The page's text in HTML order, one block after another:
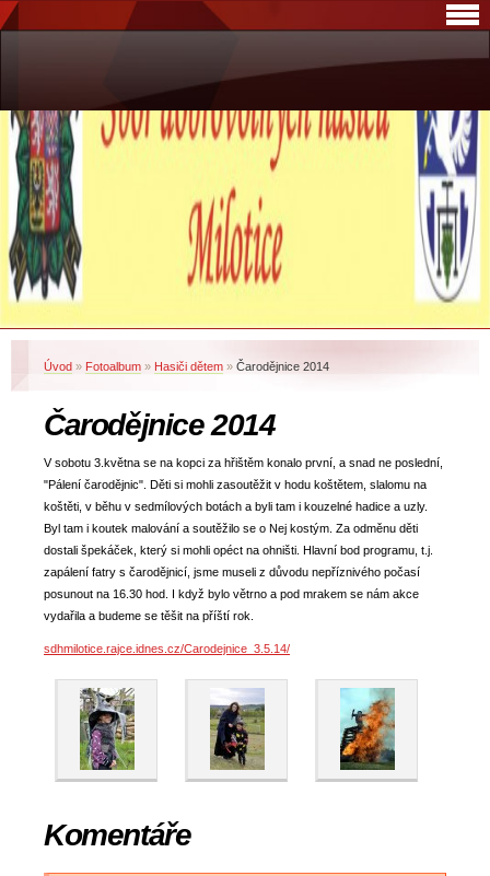
Úvod » Fotoalbum » Hasiči dětem » Čarodějnice 2014
Čarodějnice 2014
V sobotu 3.května se na kopci za hřištěm konalo první, a snad ne poslední,
"Pálení čarodějnic". Děti si mohli zasoutěžit v hodu koštětem, slalomu na
koštěti, v běhu v sedmílových botách a byli tam i kouzelné hadice a uzly.
Byl tam i koutek malování a soutěžilo se o Nej kostým. Za odměnu děti
dostali špekáček, který si mohli opéct na ohništi. Hlavní bod programu, t.j.
zapálení fatry s čarodějnicí, jsme museli z důvodu nepříznivého počasí
posunout na 16.30 hod. I když bylo větrno a pod mrakem se nám akce
vydařila a budeme se těšit na příští rok.
sdhmilotice.rajce.idnes.cz/Carodejnice_3.5.14/
Komentáře